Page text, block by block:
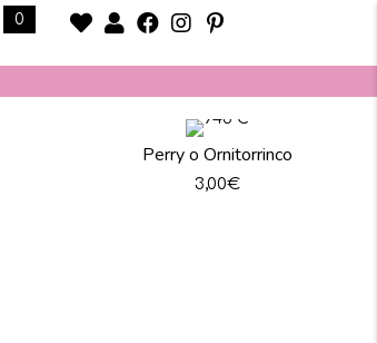
0
Perry o Ornitorrinco
3,00€